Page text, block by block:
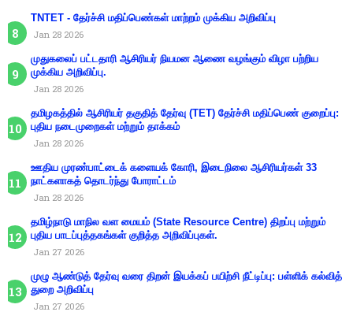
TNTET - தேர்ச்சி மதிப்பெண்கள் மாற்றம் முக்கிய அறிவிப்பு
Jan 28 2026
முதுகலைப் பட்டதாரி ஆசிரியர் நியமன ஆணை வழங்கும் விழா பற்றிய
முக்கிய அறிவிப்பு.
Jan 28 2026
தமிழகத்தில் ஆசிரியர் தகுதித் தேர்வு (TET) தேர்ச்சி மதிப்பெண் குறைப்பு:
புதிய நடைமுறைகள் மற்றும் தாக்கம்
Jan 28 2026
ஊதிய முரண்பாட்டைக் களையக் கோரி, இடைநிலை ஆசிரியர்கள் 33
நாட்களாகத் தொடர்ந்து போராட்டம்
Jan 28 2026
தமிழ்நாடு மாநில வள மையம் (State Resource Centre) திறப்பு மற்றும்
புதிய பாடப்புத்தகங்கள் குறித்த அறிவிப்புகள்.
Jan 27 2026
முழு ஆண்டுத் தேர்வு வரை திறன் இயக்கப் பயிற்சி நீட்டிப்பு: பள்ளிக் கல்வித்
துறை அறிவிப்பு
Jan 27 2026